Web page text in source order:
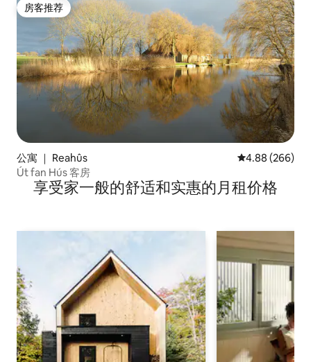
房客推荐
房客推荐
公寓 ｜ Reahûs 平均评分 4.88
4.88 (266)
Út fan Hús 客房
享受家一般的舒适和实惠的月租价格